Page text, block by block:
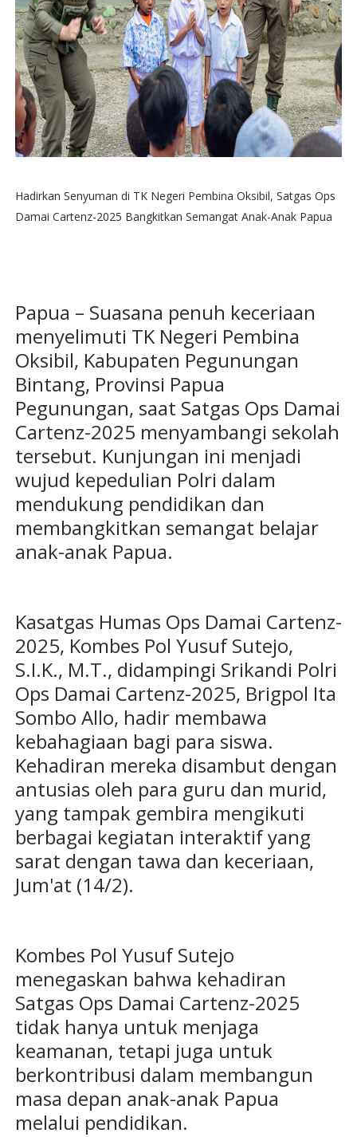
Hadirkan Senyuman di TK Negeri Pembina Oksibil, Satgas Ops
Damai Cartenz-2025 Bangkitkan Semangat Anak-Anak Papua
Papua – Suasana penuh keceriaan
menyelimuti TK Negeri Pembina
Oksibil, Kabupaten Pegunungan
Bintang, Provinsi Papua
Pegunungan, saat Satgas Ops Damai
Cartenz-2025 menyambangi sekolah
tersebut. Kunjungan ini menjadi
wujud kepedulian Polri dalam
mendukung pendidikan dan
membangkitkan semangat belajar
anak-anak Papua.
Kasatgas Humas Ops Damai Cartenz-
2025, Kombes Pol Yusuf Sutejo,
S.I.K., M.T., didampingi Srikandi Polri
Ops Damai Cartenz-2025, Brigpol Ita
Sombo Allo, hadir membawa
kebahagiaan bagi para siswa.
Kehadiran mereka disambut dengan
antusias oleh para guru dan murid,
yang tampak gembira mengikuti
berbagai kegiatan interaktif yang
sarat dengan tawa dan keceriaan,
Jum'at (14/2).
Kombes Pol Yusuf Sutejo
menegaskan bahwa kehadiran
Satgas Ops Damai Cartenz-2025
tidak hanya untuk menjaga
keamanan, tetapi juga untuk
berkontribusi dalam membangun
masa depan anak-anak Papua
melalui pendidikan.